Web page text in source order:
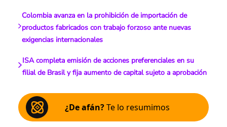
Colombia avanza en la prohibición de importación de
productos fabricados con trabajo forzoso ante nuevas
exigencias internacionales
ISA completa emisión de acciones preferenciales en su
filial de Brasil y fija aumento de capital sujeto a aprobación
¿De afán?Te lo resumimos